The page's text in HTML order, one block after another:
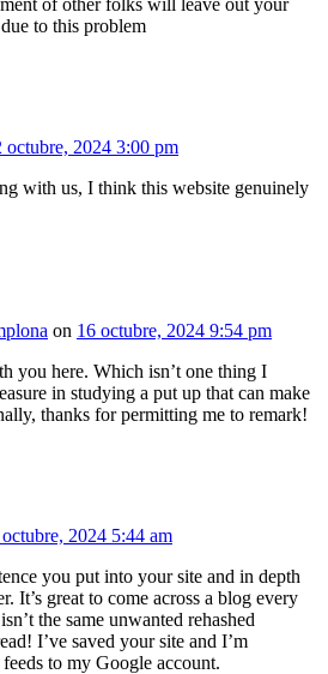
of other folks will leave out your
to this problem
octubre, 2024 3:00 pm
with us, I think this website genuinely
on 16 octubre, 2024 9:54 pm
you here. Which isn’t one thing I
in studying a put up that can make
thanks for permitting me to remark!
2024 5:44 am
you put into your site and in depth
It’s great to come across a blog every
the same unwanted rehashed
I’ve saved your site and I’m
to my Google account.